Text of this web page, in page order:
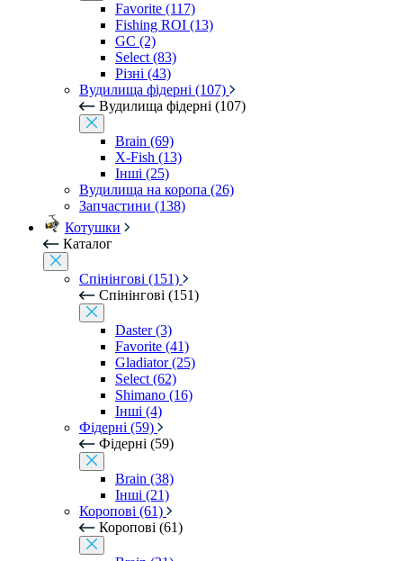
Favorite (117)
Fishing ROI (13)
GC (2)
Select (83)
Різні (43)
Вудилища фідерні (107)
Вудилища фідерні (107)
Brain (69)
X-Fish (13)
Інші (25)
Вудилища на коропа (26)
Запчастини (138)
Котушки
Каталог
Спінінгові (151)
Спінінгові (151)
Daster (3)
Favorite (41)
Gladiator (25)
Select (62)
Shimano (16)
Інші (4)
Фідерні (59)
Фідерні (59)
Brain (38)
Інші (21)
Коропові (61)
Коропові (61)